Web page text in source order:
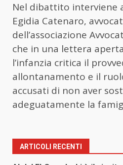
Nel dibattito interviene
Egidia Catenaro,
dell’associazione
che in una lettera
l’infanzia critica il
allontanamento e il
accusati di non aver
adeguatamente la
ARTICOLI RECENTI